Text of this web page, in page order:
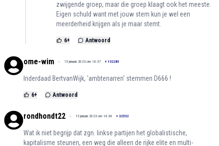
zwijgende groep, maar die groep klaagt ook het meeste.
Eigen schuld want met jouw stem kun je wel een
meerderheid krijgen als je maar stemt.
6+ Antwoord
ome-wim 15 januari 2023 om 14:37 + 132281
Inderdaad BertvanWijk, 'ambtenarren' stemmen D666 !
6+ Antwoord
rondhondt22 15 januari 2023 om 14:34 + 32532
Wat ik niet begrijp dat zgn. linkse partijen het globalistische,
kapitalisme steunen, een weg die alleen de rijke elite en multi-